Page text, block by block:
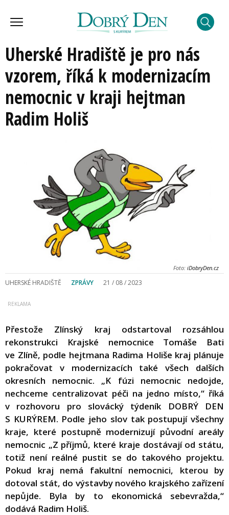
Uherské Hradiště je pro nás
vzorem, říká k modernizacím
nemocnic v kraji hejtman
Radim Holiš
Foto: iDobryDen.cz
UHERSKÉ HRADIŠTĚ ZPRÁVY 21 / 08 / 2023
Přestože Zlínský kraj odstartoval rozsáhlou
rekonstrukci Krajské nemocnice Tomáše Bati
ve Zlíně, podle hejtmana Radima Holiše kraj plánuje
pokračovat v modernizacích také všech dalších
okresních nemocnic. „K fúzi nemocnic nedojde,
nechceme centralizovat péči na jedno místo,“ říká
v rozhovoru pro slovácký týdeník DOBRÝ DEN
S KURÝREM. Podle jeho slov tak postupují všechny
kraje, které postupně modernizují původní areály
nemocnic „Z příjmů, které kraje dostávají od státu,
totiž není reálné pustit se do takového projektu.
Pokud kraj nemá fakultní nemocnici, kterou by
dotoval stát, do výstavby nového krajského zařízení
nepůjde. Byla by to ekonomická sebevražda,“
dodává Radim Holiš.